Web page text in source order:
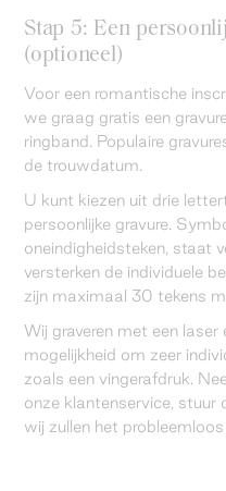
Stap 5: Een
(optioneel)
Voor een romantische
we graag gratis een
ringband. Populaire
de trouwdatum.
U kunt kiezen uit drie
persoonlijke gravure.
oneindigheidsteken, staat
versterken de individuele
zijn maximaal 30 tekens
Wij graveren met een
mogelijkheid om zeer
zoals een vingerafdruk.
onze klantenservice, stuur
wij zullen het probleemloos